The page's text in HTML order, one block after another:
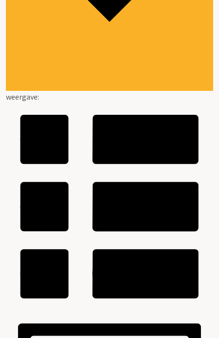
weergave: